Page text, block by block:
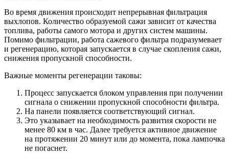
Во время движения происходит непрерывная фильтрация
выхлопов. Количество образуемой сажи зависит от качества
топлива, работы самого мотора и других систем машины.
Помимо фильтрации, работа сажевого фильтра подразумевает
и регенерацию, которая запускается в случае скопления сажи,
снижения пропускной способности.
Важные моменты регенерации таковы:
Процесс запускается блоком управления при получении
сигнала о снижении пропускной способности фильтра.
На панели появляется соответствующий сигнал.
Это указывает на необходимость развития скорости не
менее 80 км в час. Далее требуется активное движение
на протяжении 20 минут или до момента, пока лампочка
не погаснет.